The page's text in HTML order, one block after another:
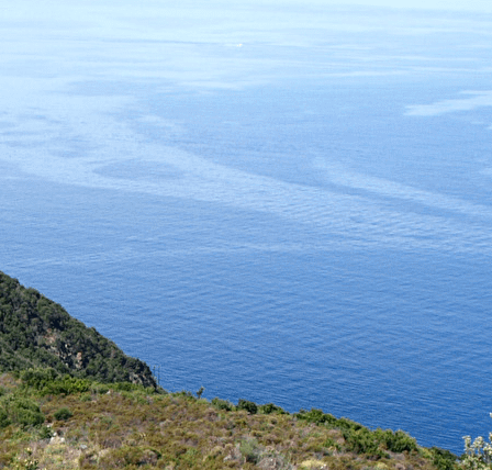
Exporter toutes les colonnes
Exporter uniquement les colonnes affichées
Menu
Ajoutez un logo, un bouton, des réseaux sociaux
Cliquez pour éditer
ASSOCIATION PETRE SCRITTE▴ ▾
Présentation
Contact et infos pratiques
Adhésion
Liens
Nos publications▴▾
Rechercher, commander...
A Cronica : le journal de l'histoire du Cap Corse